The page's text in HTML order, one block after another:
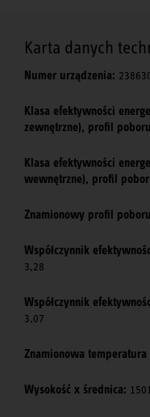
Karta danych
Numer urządzenia:
Klasa efektywności
zewnętrzne), profil
Klasa efektywności
wewnętrzne), profil
Znamionowy profil
Współczynnik
3,28
Współczynnik
3,07
Znamionowa
Wysokość x średnica: